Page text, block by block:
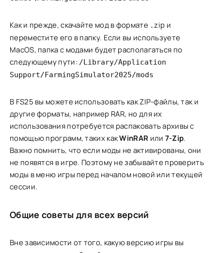
Как и прежде, скачайте мод в формате .zip и
переместите его в папку. Если вы используете
MacOS, папка с модами будет располагаться по
следующему пути: /Library/Application
Support/FarmingSimulator2025/mods
В FS25 вы можете использовать как ZIP-файлы, так и
другие форматы, например RAR, но для их
использования потребуется распаковать архивы с
помощью программ, таких какWinRAR или 7-Zip.
Важно помнить, что если моды не активированы, они
не появятся в игре. Поэтому не забывайте проверить
моды в меню игры перед началом новой или текущей
сессии.
Общие советы для всех версий
Вне зависимости от того, какую версию игры вы